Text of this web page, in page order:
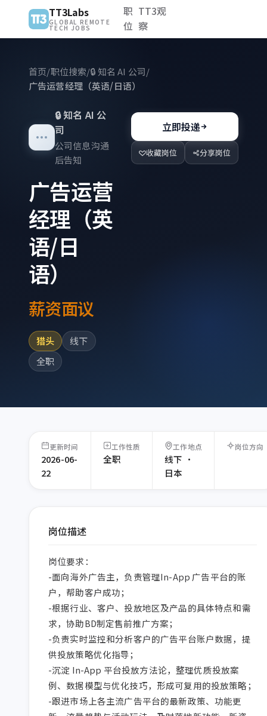
TT3Labs
GLOBAL REMOTE
TECH JOBS
职
位
TT3观
察
首页/职位搜索/🔒知名 AI 公司/
广告运营经理（英语/日语）
🔒知名 AI 公
司
公司信息沟通
后告知
广告运营
经理（英
语/日
语）
薪资面议
猎头
线下
全职
立即投递
收藏岗位 分享岗位
更新时间
2026-06-
22
工作性质
全职
工作地点
线下 ·
日本
岗位方向
岗位描述
岗位要求：
-面向海外广告主，负责管理In-App 广告平台的账
户，帮助客户成功；
-根据行业、客户、投放地区及产品的具体特点和需
求，协助BD制定售前推广方案；
-负责实时监控和分析客户的广告平台账户数据，提
供投放策略优化指导；
-沉淀 In-App 平台投放方法论，整理优质投放案
例、数据模型与优化技巧，形成可复用的投放策略；
-跟进市场上各主流广告平台的最新政策、功能更